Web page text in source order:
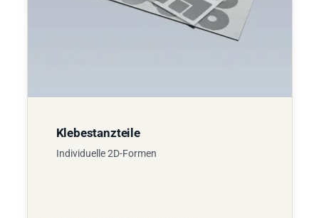
Klebestanzteile
Individuelle 2D-Formen